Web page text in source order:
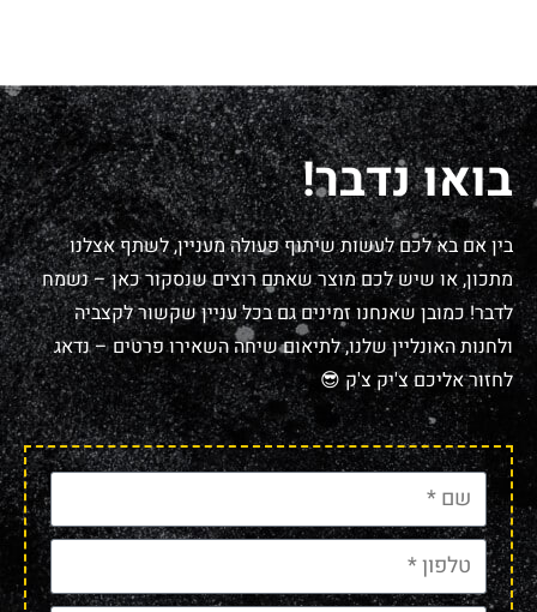
בואו נדבר!
בין אם בא לכם לעשות שיתוף פעולה מעניין, לשתף אצלנו
מתכון, או שיש לכם מוצר שאתם רוצים שנסקור כאן – נשמח
לדבר! כמובן שאנחנו זמינים גם בכל עניין שקשור לקצביה
ולחנות האונליין שלנו, לתיאום שיחה השאירו פרטים – נדאג
לחזור אליכם צ'יק צ'ק 😎